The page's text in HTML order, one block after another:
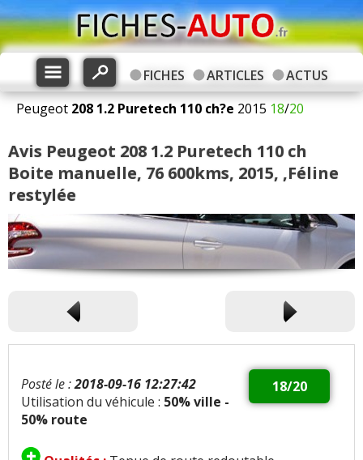
FICHES ARTICLES
ACTUS
Peugeot 208 1.2 Puretech 110 ch?e 2015 18/20
Avis Peugeot 208 1.2 Puretech 110 ch
Boite manuelle, 76 600kms, 2015, ,Féline
restylée
18/20
Posté le :2018-09-16 12:27:42
Utilisation du véhicule : 50% ville -
50% route